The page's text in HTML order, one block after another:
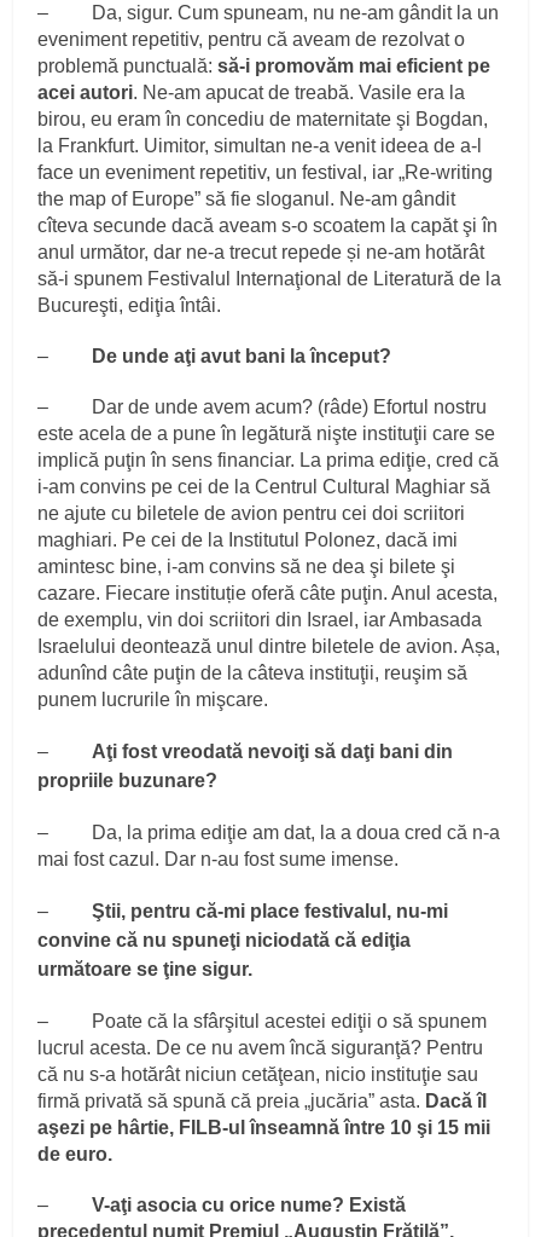
– Da, sigur. Cum spuneam, nu ne-am gândit la un
eveniment repetitiv, pentru că aveam de rezolvat o
problemă punctuală:să-i promovăm mai eficient pe
acei autori. Ne-am apucat de treabă. Vasile era la
birou, eu eram în concediu de maternitate şi Bogdan,
la Frankfurt. Uimitor, simultan ne-a venit ideea de a-l
face un eveniment repetitiv, un festival, iar „Re-writing
the map of Europe” să fie sloganul. Ne-am gândit
cîteva secunde dacă aveam s-o scoatem la capăt şi în
anul următor, dar ne-a trecut repede și ne-am hotărât
să-i spunem Festivalul Internaţional de Literatură de la
Bucureşti, ediţia întâi.
– De unde aţi avut bani la început?
– Dar de unde avem acum? (râde) Efortul nostru
este acela de a pune în legătură nişte instituţii care se
implică puţin în sens financiar. La prima ediţie, cred că
i-am convins pe cei de la Centrul Cultural Maghiar să
ne ajute cu biletele de avion pentru cei doi scriitori
maghiari. Pe cei de la Institutul Polonez, dacă imi
amintesc bine, i-am convins să ne dea şi bilete şi
cazare. Fiecare instituție oferă câte puţin. Anul acesta,
de exemplu, vin doi scriitori din Israel, iar Ambasada
Israelului deontează unul dintre biletele de avion. Așa,
adunînd câte puţin de la câteva instituţii, reuşim să
punem lucrurile în mişcare.
– Aţi fost vreodată nevoiţi să daţi bani din
propriile buzunare?
– Da, la prima ediţie am dat, la a doua cred că n-a
mai fost cazul. Dar n-au fost sume imense.
–Ştii, pentru că-mi place festivalul, nu-mi
convine că nu spuneţi niciodată că ediţia
următoare se ţine sigur.
– Poate că la sfârşitul acestei ediţii o să spunem
lucrul acesta. De ce nu avem încă siguranţă? Pentru
că nu s-a hotărât niciun cetăţean, nicio instituţie sau
firmă privată să spună că preia „jucăria” asta. Dacă îl
aşezi pe hârtie, FILB-ul înseamnă între 10 şi 15 mii
de euro.
–V-aţi asocia cu orice nume? Există
precedentul numit Premiul „Augustin Frăţilă”,